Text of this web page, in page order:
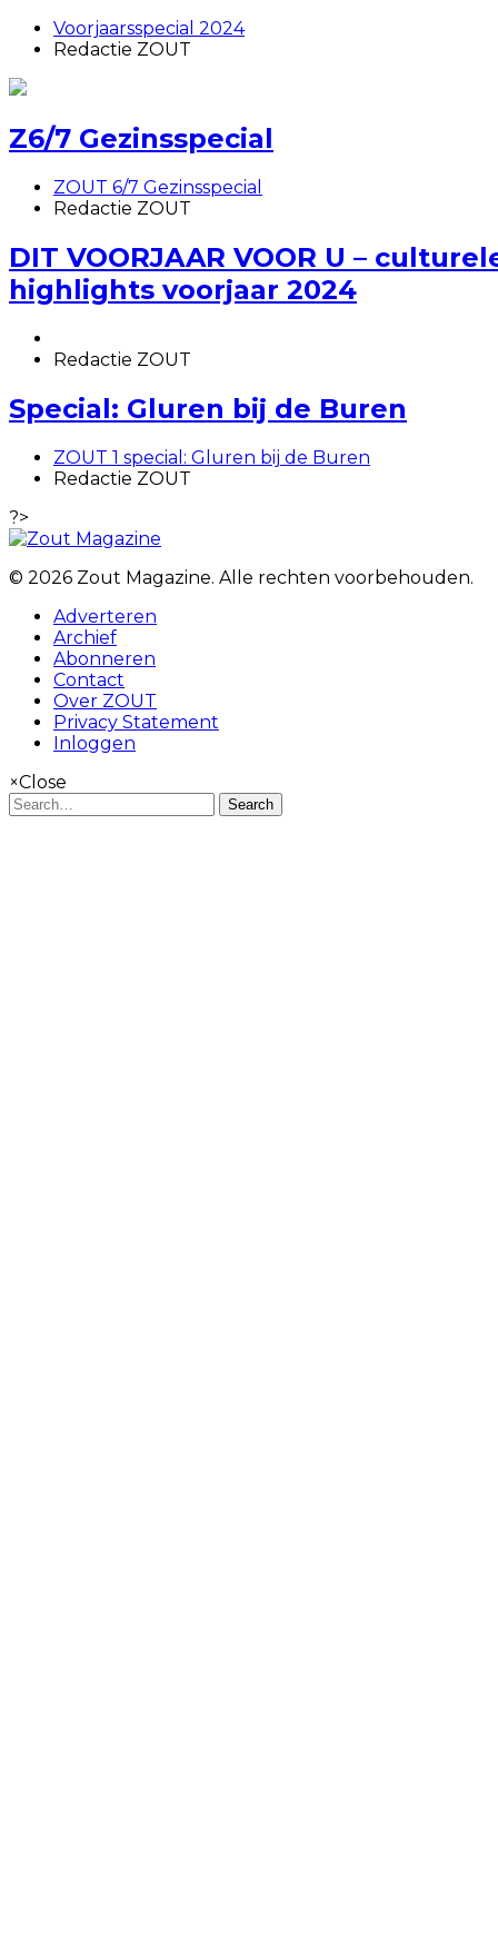
Voorjaarsspecial 2024
Redactie ZOUT
Z6/7 Gezinsspecial
ZOUT 6/7 Gezinsspecial
Redactie ZOUT
DIT VOORJAAR VOOR U –
highlights voorjaar 2024
Redactie ZOUT
Special: Gluren bij de Buren
ZOUT 1 special: Gluren bij de Buren
Redactie ZOUT
?>
© 2026 Zout Magazine. Alle rechten voorbehouden.
Adverteren
Archief
Abonneren
Contact
Over ZOUT
Privacy Statement
Inloggen
×Close
Search